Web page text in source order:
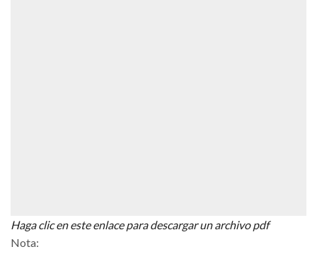
Haga clic en este enlace para descargar un archivo pdf
Nota: